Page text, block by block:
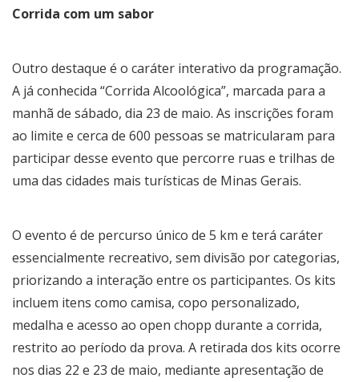
Corrida com um sabor
Outro destaque é o caráter interativo da programação.
A já conhecida “Corrida Alcoológica”, marcada para a
manhã de sábado, dia 23 de maio. As inscrições foram
ao limite e cerca de 600 pessoas se matricularam para
participar desse evento que percorre ruas e trilhas de
uma das cidades mais turísticas de Minas Gerais.
O evento é de percurso único de 5 km e terá caráter
essencialmente recreativo, sem divisão por categorias,
priorizando a interação entre os participantes. Os kits
incluem itens como camisa, copo personalizado,
medalha e acesso ao open chopp durante a corrida,
restrito ao período da prova. A retirada dos kits ocorre
nos dias 22 e 23 de maio, mediante apresentação de